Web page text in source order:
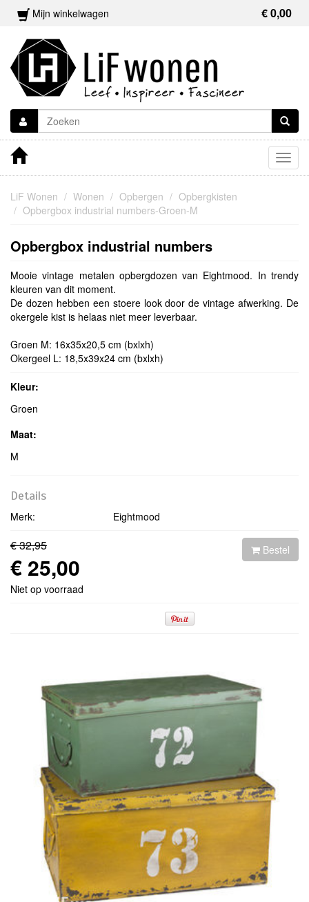
Mijn winkelwagen € 0,00
LiF Wonen Wonen Opbergen
Opbergkisten
Opbergbox industrial numbers-Groen-M
Opbergbox industrial numbers
Mooie vintage metalen opbergdozen van Eightmood. In trendy
kleuren van dit moment.
De dozen hebben een stoere look door de vintage afwerking. De
okergele kist is helaas niet meer leverbaar.
Groen M: 16x35x20,5 cm (bxlxh)
Okergeel L: 18,5x39x24 cm (bxlxh)
Kleur:
Groen
Maat:
M
Details
Merk: Eightmood
€ 32,95
€ 25,00
Niet op voorraad
Bestel